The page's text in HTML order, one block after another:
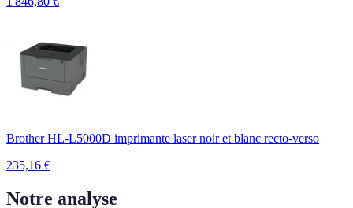
Brother HL-L5000D imprimante laser noir et blanc recto-verso
235,16 €
Notre analyse